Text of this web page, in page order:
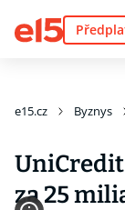
e15.cz Byznys
za 25